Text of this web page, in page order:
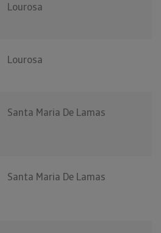
Lourosa
Lourosa
Santa Maria De Lamas
Santa Maria De Lamas